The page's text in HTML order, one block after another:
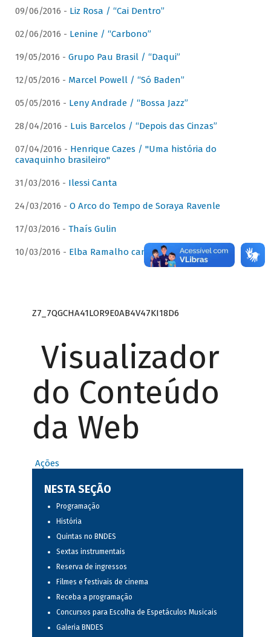
09/06/2016 - Liz Rosa / “Cai Dentro”
02/06/2016 - Lenine / “Carbono”
19/05/2016 - Grupo Pau Brasil / “Daqui”
12/05/2016 - Marcel Powell / “Só Baden”
05/05/2016 - Leny Andrade / “Bossa Jazz”
28/04/2016 - Luis Barcelos / “Depois das Cinzas”
07/04/2016 - Henrique Cazes / "Uma história do
cavaquinho brasileiro"
31/03/2016 - Ilessi Canta
24/03/2016 - O Arco do Tempo de Soraya Ravenle
17/03/2016 - Thaís Gulin
10/03/2016 - Elba Ramalho canta Dominguinhos
Z7_7QGCHA41LOR9E0AB4V47KI18D6
Visualizador
do Conteúdo
da Web
Ações
NESTA SEÇÃO
Programação
História
Quintas no BNDES
Sextas instrumentais
Reserva de ingressos
Filmes e festivais de cinema
Receba a programação
Concursos para Escolha de Espetáculos Musicais
Galeria BNDES